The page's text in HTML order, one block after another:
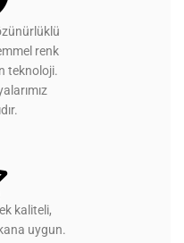
renk
teknoloji.
kaliteli,
uygun.